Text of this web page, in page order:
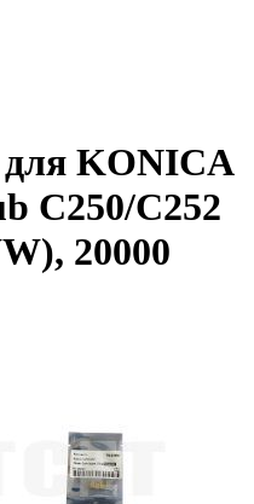
KONICA
C250/C252
20000